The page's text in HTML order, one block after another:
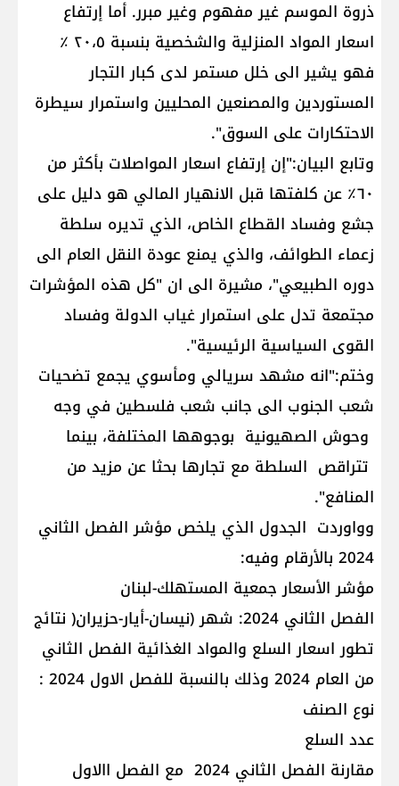
ذروة الموسم غير مفهوم وغير مبرر. أما إرتفاع
اسعار المواد المنزلية والشخصية بنسبة ٢٠،٥ ٪؜
فهو يشير الى خلل مستمر لدى كبار التجار
المستوردين والمصنعين المحليين واستمرار سيطرة
الاحتكارات على السوق".
وتابع البيان:"إن إرتفاع اسعار المواصلات بأكثر من
٦٠٪؜ عن كلفتها قبل الانهيار المالي هو دليل على
جشع وفساد القطاع الخاص، الذي تديره سلطة
زعماء الطوائف، والذي يمنع عودة النقل العام الى
دوره الطبيعي"، مشيرة الى ان "كل هذه المؤشرات
مجتمعة تدل على استمرار غياب الدولة وفساد
القوى السياسية الرئيسية".
وختم:"انه مشهد سريالي ومأسوي يجمع تضحيات
شعب الجنوب الى جانب شعب فلسطين في وجه
وحوش الصهيونية بوجوهها المختلفة، بينما
تتراقص السلطة مع تجارها بحثا عن مزيد من
المنافع".
وواوردت الجدول الذي يلخص مؤشر الفصل الثاني
2024 بالأرقام وفيه:
مؤشر الأسعار جمعية المستهلك-لبنان
الفصل الثاني 2024: شهر (نيسان-أيار-حزيران( نتائج
تطور اسعار السلع والمواد الغذائية الفصل الثاني
من العام 2024 وذلك بالنسبة للفصل الاول 2024 :
نوع الصنف
عدد السلع
مقارنة الفصل الثاني 2024 مع الفصل االاول